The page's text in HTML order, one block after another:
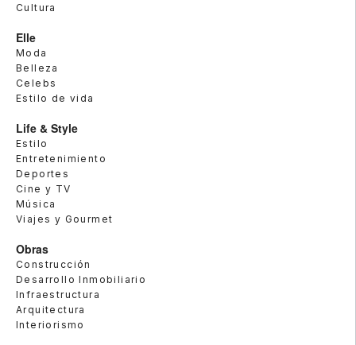
Cultura
Elle
Moda
Belleza
Celebs
Estilo de vida
Life & Style
Estilo
Entretenimiento
Deportes
Cine y TV
Música
Viajes y Gourmet
Obras
Construcción
Desarrollo Inmobiliario
Infraestructura
Arquitectura
Interiorismo